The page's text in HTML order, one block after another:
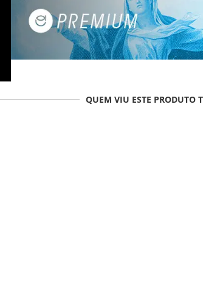
QUEM VIU ESTE PRODUTO